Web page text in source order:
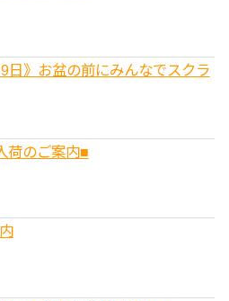
日》お盆の前にみんなでスクラ
荷のご案内■